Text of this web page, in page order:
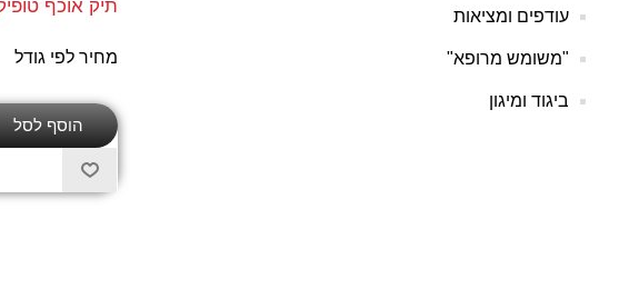
עודפים ומציאות
"משומש מרופא"
ביגוד ומיגון
תיק אוכף
מחיר לפי גודל